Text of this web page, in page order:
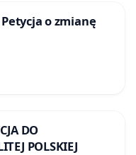
o zmianę
DO
POLSKIEJ